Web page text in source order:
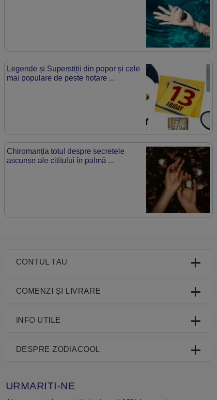
Legende și Superstiții din popor și cele
mai populare de peste hotare ...
Chiromanția totul despre secretele
ascunse ale cititului în palmă ...
CONTUL TAU
COMENZI ȘI LIVRARE
INFO UTILE
DESPRE ZODIACOOL
URMARITI-NE